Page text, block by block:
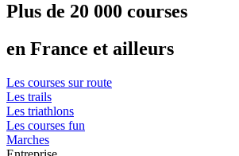
Plus de 20 000 courses
en France et ailleurs
Les courses sur route
Les trails
Les triathlons
Les courses fun
Marches